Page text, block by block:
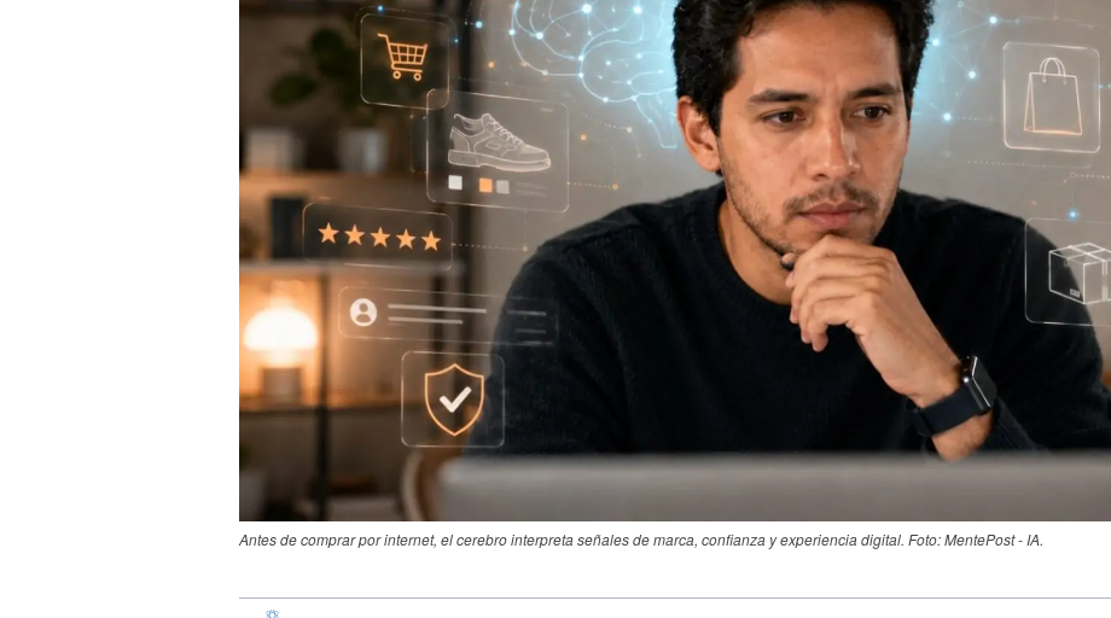
Antes de comprar por internet, el cerebro interpreta señales de marca, confianza y experiencia digital. Foto: MentePost - IA.